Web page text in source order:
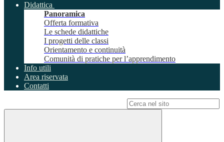
Didattica
Panoramica
Offerta formativa
Le schede didattiche
I progetti delle classi
Orientamento e continuità
Comunità di pratiche per l’apprendimento
Info utili
Area riservata
Contatti